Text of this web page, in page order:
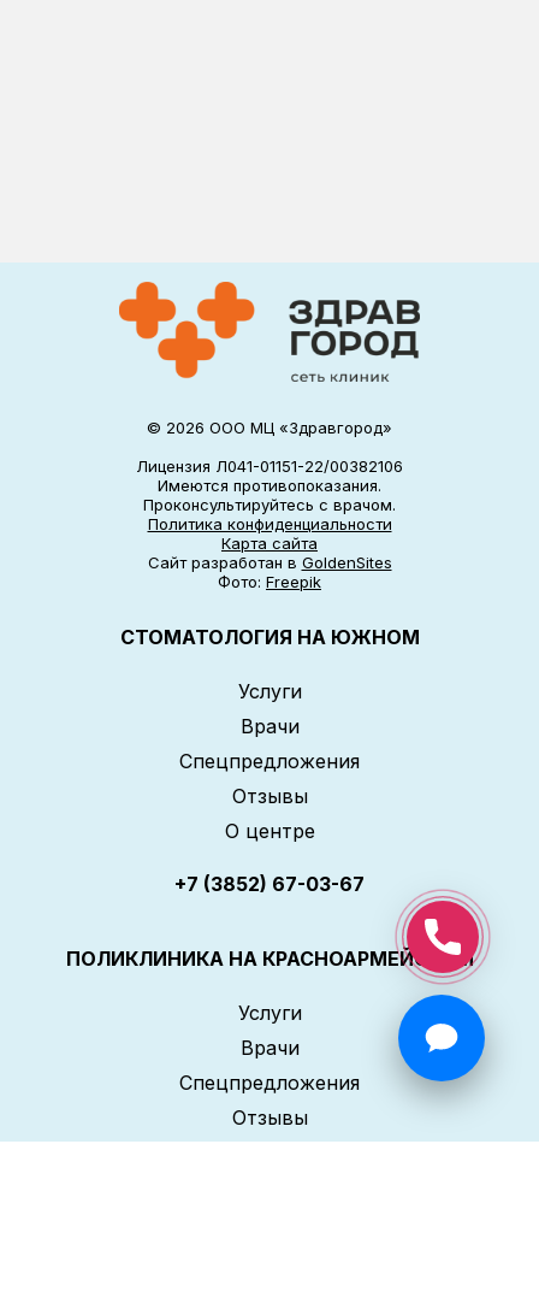
© 2026 ООО МЦ «Здравгород»
Лицензия Л041-01151-22/00382106
Имеются противопоказания.
Проконсультируйтесь с врачом.
Политика конфиденциальности
Карта сайта
Сайт разработан в GoldenSites
Фото: Freepik
СТОМАТОЛОГИЯ НА ЮЖНОМ
Услуги
Врачи
Спецпредложения
Отзывы
О центре
+7 (3852) 67-03-67
ПОЛИКЛИНИКА НА КРАСНОАРМЕЙСКОМ
Услуги
Врачи
Спецпредложения
Отзывы